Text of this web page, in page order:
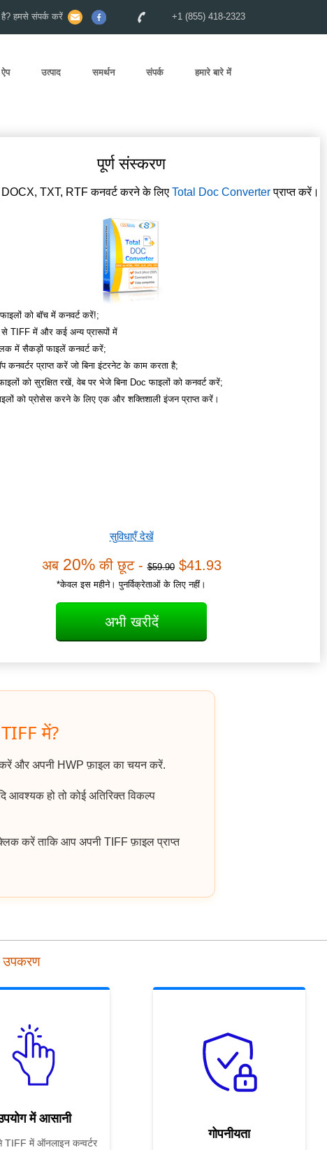
हमसे संपर्क करें +1 (855) 418-2323
उत्पाद समर्थन संपर्क हमारे बारे में
पूर्ण संस्करण
TXT, RTF कनवर्ट करने के लिए Total Doc Converterप्राप्त करें।
को बॉच में कनवर्ट करें!;
से TIFF में और कई अन्य प्रारूपों में
में सैकड़ों फाइलें कनवर्ट करें;
कनवर्टर प्राप्त करें जो बिना इंटरनेट के काम करता है;
को सुरक्षित रखें, वेब पर भेजे बिना Doc फाइलों को कनवर्ट करें;
को प्रोसेस करने के लिए एक और शक्तिशाली इंजन प्राप्त करें।
सुविधाएँ देखें
अब 20%की छूट -$59.90$41.93
*केवल इस महीने। पुनर्विक्रेताओं के लिए नहीं।
अभी खरीदें
में?
और अपनी HWP फ़ाइल का चयन करें.
हो तो कोई अतिरिक्त विकल्प
करें ताकि आप अपनी TIFF फ़ाइल प्राप्त
उपकरण
में आसानी
TIFF में ऑनलाइन कन्वर्टर
गोपनीयता